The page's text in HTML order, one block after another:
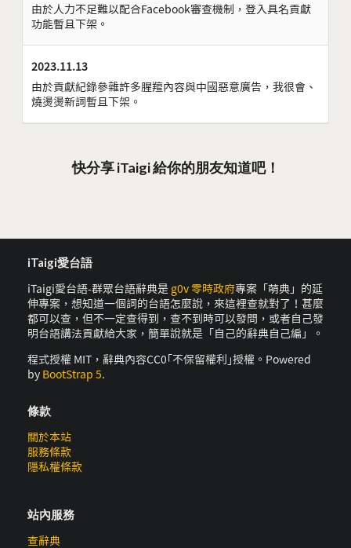
由於人力不足難以配合Facebook審查機制，登入具名貢獻
功能暫且下架。
2023.11.13
由於貢獻紀錄參雜許多腥羶內容與中國惡意廣告，我很會、
燒燙燙新詞暫且下架。
快分享 iTaigi 給你的朋友知道吧！
iTaigi愛台語
iTaigi愛台語-群眾台語辭典是 g0v 零時政府專案「萌典」的延
伸專案，想知道一個詞的台語怎麼說，來這裡查就對了！甚麼
都可以查，但不一定查得到，查不到時可以發問，或者自己發
明台語講法貢獻給大家，簡單說就是「自己的辭典自己編」。
程式授權 MIT，辭典內容CC0｢不保留權利｣授權。Powered
by BootStrap 5.
條款
關於本站
服務條款
隱私權條款
站內服務
查辭典